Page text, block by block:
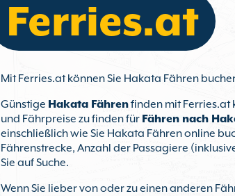
Ferries.at
Mit Ferries.at können Sie Hakata Fähren
Günstige Hakata Fährenfinden mit Ferries.at
und Fährpreise zu finden für Fähren nach
einschließlich wie Sie Hakata Fähren online
Fährenstrecke, Anzahl der Passagiere
Sie auf Suche.
Wenn Sie lieber von oder zu einen anderen